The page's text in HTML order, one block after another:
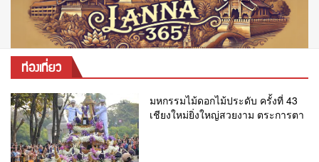
ท่องเที่ยว
มหกรรมไม้ดอกไม้ประดับ ครั้งที่ 43
เชียงใหม่ยิ่งใหญ่สวยงาม ตระการตา